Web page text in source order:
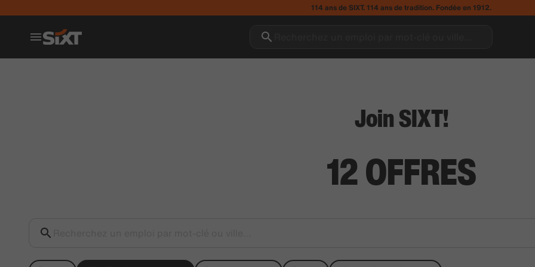
114 ans de SIXT. 114 ans de tradition. Fondée en 1912.
Join SIXT!
12OFFRES